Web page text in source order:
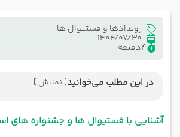
رویدادها و فستیوال ها
1404/07/30
4دقیقه
در این مطلب می‌خوانید[ نمایش ]
آشنایی با فستیوال ها و جشنواره های